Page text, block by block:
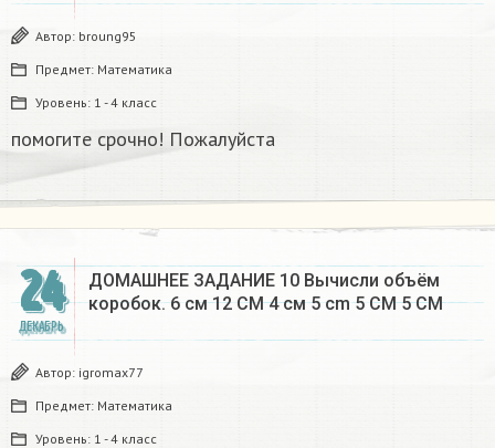
Автор: broung95
Предмет: Математика
Уровень: 1 - 4 класс
помогите срочно! Пожалуйста
24
ДЕКАБРЬ
ДОМАШНЕЕ ЗАДАНИЕ 10 Вычисли объём
коробок. 6 см 12 CM 4 см 5 cm 5 CM 5 CM​
Автор: igromax77
Предмет: Математика
Уровень: 1 - 4 класс